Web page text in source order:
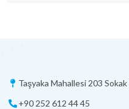
Taşyaka Mahallesi 203
+90 252 612 44 45